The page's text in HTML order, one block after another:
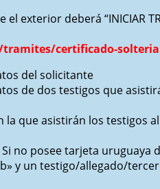
exterior deberá “INICIAR
certificado-solteria
del solicitante
de dos testigos que
la que asistirán los testigos
no posee tarjeta uruguaya
y un testigo/allegado/